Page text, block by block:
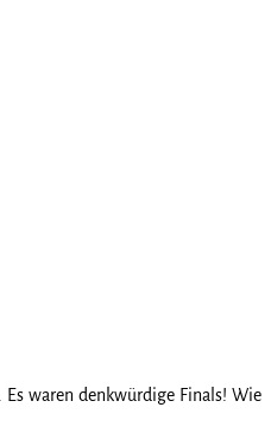
waren denkwürdige Finals! Wie